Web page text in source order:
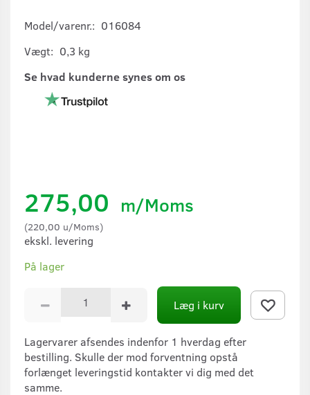
Model/varenr.: 016084
Vægt: 0,3 kg
Se hvad kunderne synes om os
275,00 m/Moms
(220,00 u/Moms)
ekskl. levering
På lager
Læg i kurv
Lagervarer afsendes indenfor 1 hverdag efter
bestilling. Skulle der mod forventning opstå
forlænget leveringstid kontakter vi dig med det
samme.